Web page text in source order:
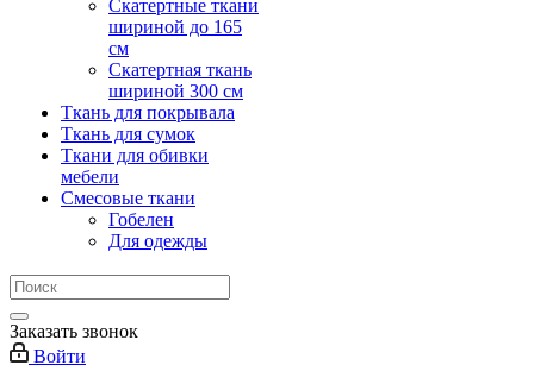
Скатертные ткани
шириной до 165
см
Скатертная ткань
шириной 300 см
Ткань для покрывала
Ткань для сумок
Ткани для обивки
мебели
Смесовые ткани
Гобелен
Для одежды
Заказать звонок
Войти